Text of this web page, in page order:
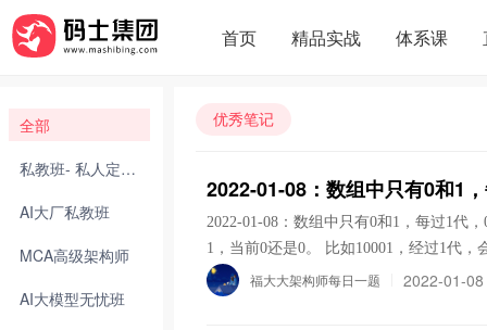
首页 精品实战 体系课
全部
私教班- 私人定制化
AI大厂私教班
MCA高级架构师
AI大模型无忧班
优秀笔记
2022-01-08：数组中只有0和1
2022-01-08：数组中只有0和1，每过1代
1，当前0还是0。 比如10001，经过1代
代以后的数组。函数定义是void f(int[] arr,int m) 。 答案2022-01-08： x里有有
0，x中有2m个0变成1，最中间的0不会
福大大架构师每日一题 2022-01-